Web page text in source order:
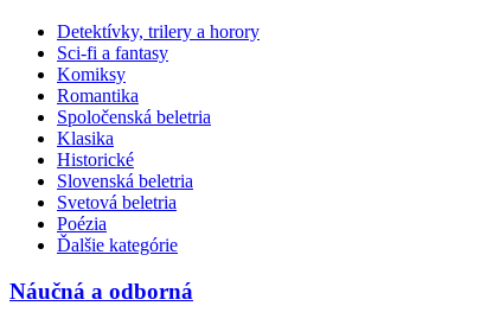
Detektívky, trilery a horory
Sci-fi a fantasy
Komiksy
Romantika
Spoločenská beletria
Klasika
Historické
Slovenská beletria
Svetová beletria
Poézia
Ďalšie kategórie
Náučná a odborná